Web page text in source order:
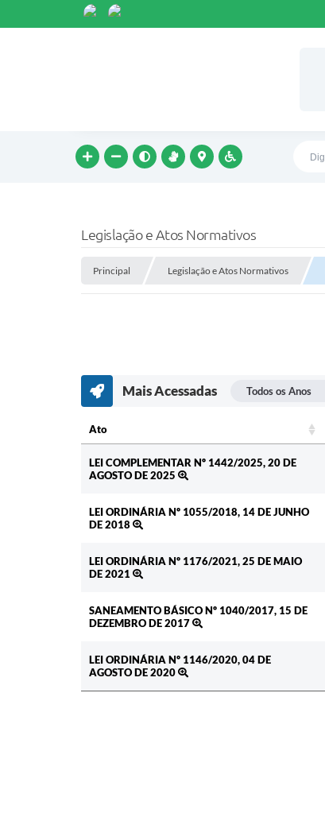
Legislação e Atos Normativos
Principal Legislação e Atos Normativos
Mais Acessadas
Ato
LEI COMPLEMENTAR Nº 1442/2025, 20 DE
AGOSTO DE 2025
LEI ORDINÁRIA Nº 1055/2018, 14 DE JUNHO
DE 2018
LEI ORDINÁRIA Nº 1176/2021, 25 DE MAIO
DE 2021
SANEAMENTO BÁSICO Nº 1040/2017, 15 DE
DEZEMBRO DE 2017
LEI ORDINÁRIA Nº 1146/2020, 04 DE
AGOSTO DE 2020